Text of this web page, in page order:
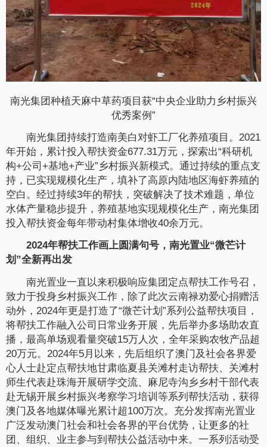
南光集团种植天麻中草药项目获“中央企业助力乡村振兴
优秀案例”
南光集团持续打造南美白对虾工厂化养殖项目。2021
年开始，累计投入帮扶资金677.31万元，探索出“科研机
构+公司+基地+产业”乡村振兴新模式。通过持续的重点支
持，已实现规模化生产，填补了高原内陆地区海虾养殖的
空白。经过持续3年的帮扶，突破解决了技术难题，单位
水体产量稳步提升，养殖基地实现规模化生产，南光集团
投入帮扶资金每年带动村集体增收40余万元。
2024年帮扶工作画上圆满句号，南光置业“微芒计
划”全新再出发
南光置业一直以来积极响应集团定点帮扶工作号召，
致力于投身乡村振兴工作，除了此次云南禄劝爱心捐赠活
动外，2024年更是打造了“微芒计划”系列公益帮扶项目，
将帮扶工作融入公司日常业务开展，先后举办多场助农直
播，最高单场观看量突破15万人次，全年采购农牧产品超
20万元。2024年5月以来，先后组织了澳门及社会各界爱
心人士赴定点帮扶地甘肃临夏县关滩村走访帮扶、关滩村
师生代表赴珠海开展研学交流、麻尼寺沟乡乡村干部代表
赴无锡开展乡村振兴考察学习培训等系列帮扶活动，获得
澳门及各地媒体曝光累计超100万次。充分发挥南光置业
广泛发动澳门社会和社会各界的平台优势，让更多的社
团、组织、业主参与到帮扶公益活动中来。一系列活动受